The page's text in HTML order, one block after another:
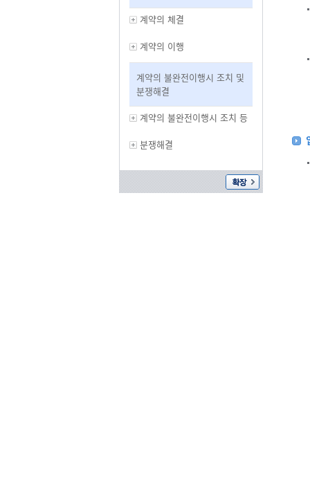
계약의 체결
계약의 이행
계약의 불완전이행시 조치 및
분쟁해결
계약의 불완전이행시 조치 등
분쟁해결